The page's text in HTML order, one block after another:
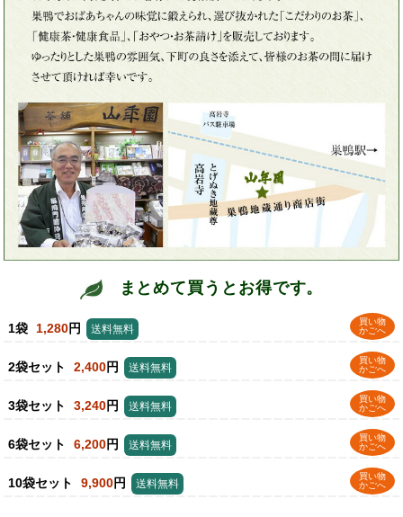
まとめて買うとお得です。
1袋 1,280円
買い物
かごへ
送料無料
2袋セット 2,400円
買い物
かごへ
送料無料
3袋セット 3,240円
買い物
かごへ
送料無料
6袋セット 6,200円
買い物
かごへ
送料無料
10袋セット 9,900円
買い物
かごへ
送料無料